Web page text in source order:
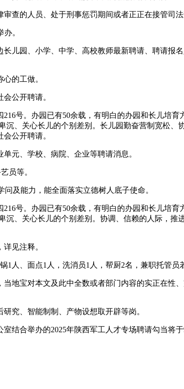
的人员、处于刑事惩罚期间或者正正在接管司法
。
园、小学、中学、高校教师最新聘请、聘请报
的工做。
公开聘请。
号。办园已有50余载，有明白的办园和长儿培育
、关心长儿的个别差别。长儿园勤奋营制宽松、
公开聘请。
元、学校、病院、企业等聘请消息。
员等。
及能力，能全面落实立德树人底子使命。
号。办园已有50余载，有明白的办园和长儿培育
、关心长儿的个别差别。协调、信赖的人际，推
见注释。
、面点1人，洗消员1人，帮厨2名，兼职托管员
宝对本文及此中全数或者部门内容的实正在性
究、智能制制、产物设想取开辟等岗。
合举办的2025年陕西军工人才专场聘请勾当将于